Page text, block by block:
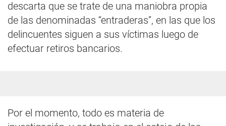
descarta que se trate de una maniobra propia
de las denominadas “entraderas”, en las que los
delincuentes siguen a sus víctimas luego de
efectuar retiros bancarios.
Por el momento, todo es materia de